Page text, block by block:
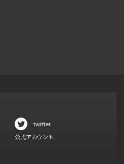
twitter
公式アカウント